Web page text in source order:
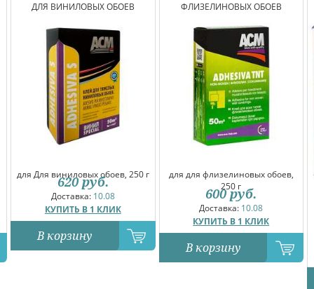
ДЛЯ ВИНИЛОВЫХ ОБОЕВ
для Для виниловых обоев, 250 г
Доставка: 10.08
КУПИТЬ В 1 КЛИК
620 руб.
В корзину
ФЛИЗЕЛИНОВЫХ ОБОЕВ
для для флизелиновых обоев,
250 г
Доставка: 10.08
КУПИТЬ В 1 КЛИК
600 руб.
В корзину